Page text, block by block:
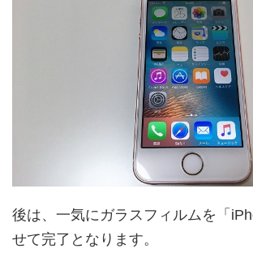
後は、一気にガラスフィルムを「
せて完了となります。